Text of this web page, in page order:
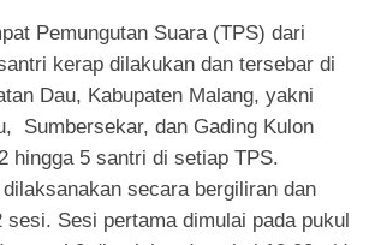
Pemungutan Suara (TPS) dari
kerap dilakukan dan tersebar di
Dau, Kabupaten Malang, yakni
Sumbersekar, dan Gading Kulon
hingga 5 santri di setiap TPS.
secara bergiliran dan
sesi. Sesi pertama dimulai pada pukul